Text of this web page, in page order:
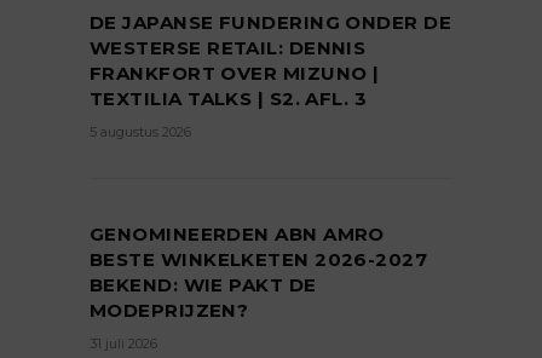
DE JAPANSE FUNDERING ONDER DE
WESTERSE RETAIL: DENNIS
FRANKFORT OVER MIZUNO |
TEXTILIA TALKS | S2. AFL. 3
5 augustus 2026
GENOMINEERDEN ABN AMRO
BESTE WINKELKETEN 2026-2027
BEKEND: WIE PAKT DE
MODEPRIJZEN?
31 juli 2026